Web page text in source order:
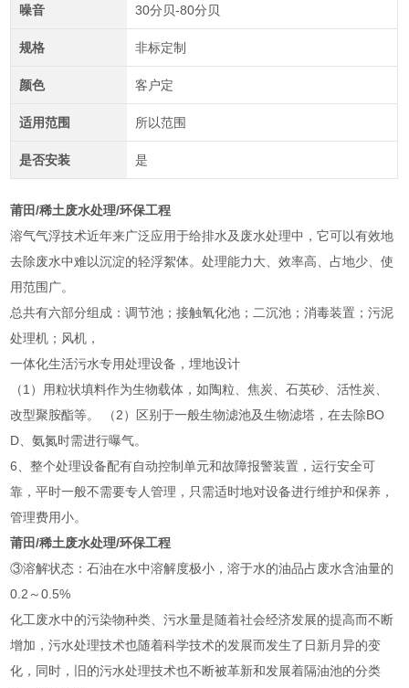
噪音 30分贝-80分贝
规格 非标定制
颜色 客户定
适用范围 所以范围
是否安装 是
莆田/稀土废水处理/环保工程
溶气气浮技术近年来广泛应用于给排水及废水处理中，它可以有效地
去除废水中难以沉淀的轻浮絮体。处理能力大、效率高、占地少、使
用范围广。
总共有六部分组成：调节池；接触氧化池；二沉池；消毒装置；污泥
处理机；风机，
一体化生活污水专用处理设备，埋地设计
（1）用粒状填料作为生物载体，如陶粒、焦炭、石英砂、活性炭、
改型聚胺酯等。 （2）区别于一般生物滤池及生物滤塔，在去除BO
D、氨氮时需进行曝气。
6、整个处理设备配有自动控制单元和故障报警装置，运行安全可
靠，平时一般不需要专人管理，只需适时地对设备进行维护和保养，
管理费用小。
莆田/稀土废水处理/环保工程
③溶解状态：石油在水中溶解度极小，溶于水的油品占废水含油量的
0.2～0.5%
化工废水中的污染物种类、污水量是随着社会经济发展的提高而不断
增加，污水处理技术也随着科学技术的发展而发生了日新月异的变
化，同时，旧的污水处理技术也不断被革新和发展着隔油池的分类